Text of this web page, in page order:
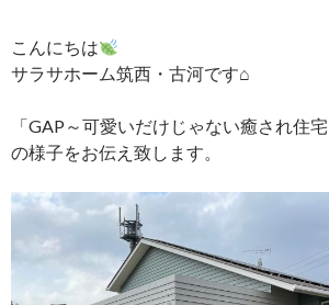
こんにちは
サラサホーム筑西・古河です⌂
「GAP～可愛いだけじゃない癒され住
の様子をお伝え致します。